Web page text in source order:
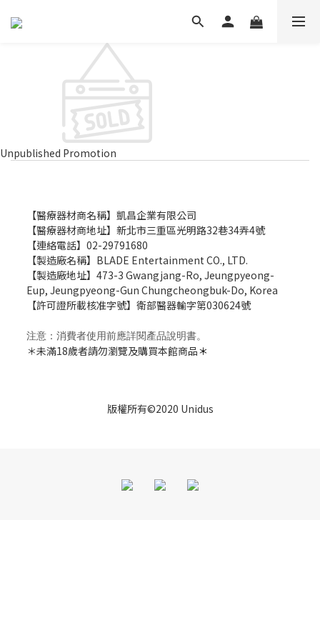
Unpublished Promotion
【醫療器材商名稱】凱昌企業有限公司
【醫療器材商地址】新北市三重區光明路32巷34弄4號
【連絡電話】02-29791680
【製造廠名稱】 BLADE Entertainment CO., LTD.
【製造廠地址】473-3 Gwangjang-Ro, Jeungpyeong-
Eup, Jeungpyeong-Gun Chungcheongbuk-Do, Korea
【許可證所載核准字號】衛部醫器輸字第030624號
注意：消費者使用前應詳閱產品說明書。
＊未滿18歲者請勿瀏覽及購買本館商品＊
版權所有©2020 Unidus